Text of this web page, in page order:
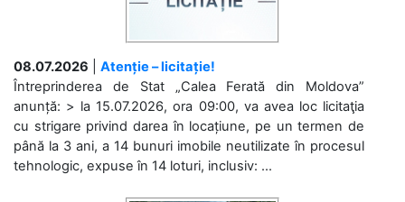
08.07.2026
Atenție – licitație!
Întreprinderea de Stat „Calea Ferată din Moldova”
anunță: > la 15.07.2026, ora 09:00, va avea loc licitaţia
cu strigare privind darea în locațiune, pe un termen de
până la 3 ani, a 14 bunuri imobile neutilizate în procesul
tehnologic, expuse în 14 loturi, inclusiv: ...